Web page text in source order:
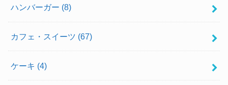
ハンバーガー (8)
カフェ・スイーツ (67)
ケーキ (4)